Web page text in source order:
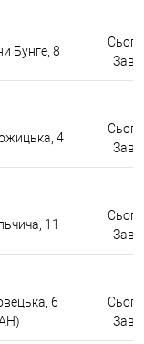
Бунге, 8
4
11
6